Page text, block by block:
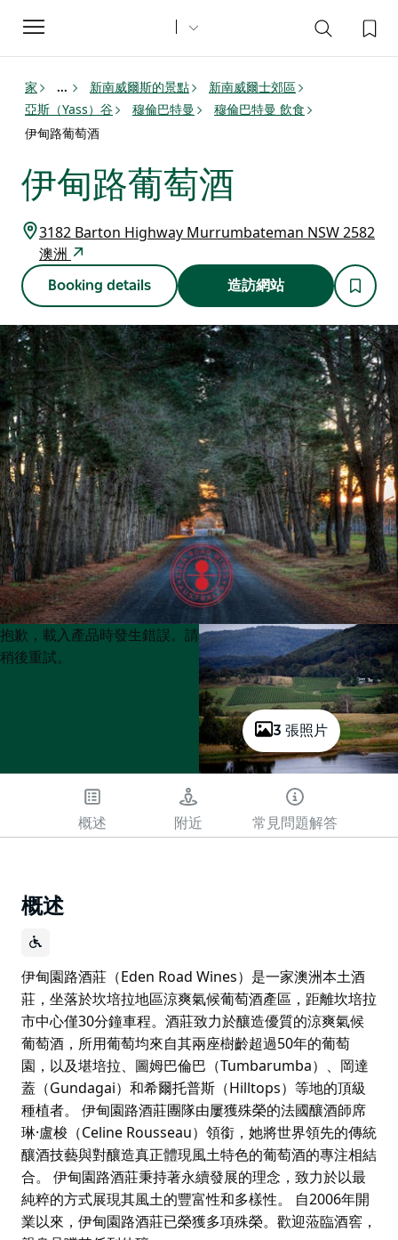
Toggle
navigation
家 ... 新南威爾斯的景點
新南威爾士郊區
亞斯（Yass）谷
穆倫巴特曼
穆倫巴特曼 飲食
伊甸路葡萄酒
伊甸路葡萄酒
3182 Barton Highway Murrumbateman NSW 2582
澳洲
Booking details 造訪網站
3 張照片
Product
List
Product
List
抱歉，載入產品時發生錯誤。請
稍後重試。
概述 附近 常見問題解答
概述
伊甸園路酒莊（Eden Road Wines）是一家澳洲本土酒
莊，坐落於坎培拉地區涼爽氣候葡萄酒產區，距離坎培拉
市中心僅30分鐘車程。酒莊致力於釀造優質的涼爽氣候
葡萄酒，所用葡萄均來自其兩座樹齡超過50年的葡萄
園，以及堪培拉、圖姆巴倫巴（Tumbarumba）、岡達
蓋（Gundagai）和希爾托普斯（Hilltops）等地的頂級
種植者。 伊甸園路酒莊團隊由屢獲殊榮的法國釀酒師席
琳·盧梭（Celine Rousseau）領銜，她將世界領先的傳統
釀酒技藝與對釀造真正體現風土特色的葡萄酒的專注相結
合。 伊甸園路酒莊秉持著永續發展的理念，致力於以最
純粹的方式展現其風土的豐富性和多樣性。 自2006年開
業以來，伊甸園路酒莊已榮獲多項殊榮。歡迎蒞臨酒窖，